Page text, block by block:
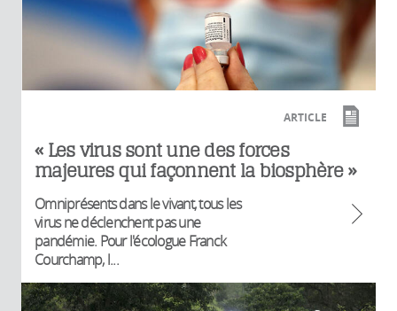
ARTICLE
« Les virus sont une des forces
majeures qui façonnent la biosphère »
Omniprésents dans le vivant, tous les
virus ne déclenchent pas une
pandémie. Pour l'écologue Franck
Courchamp, l...